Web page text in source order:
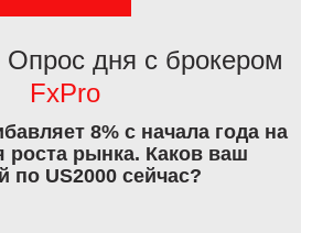
Опрос дня с брокером
FxPro
8% с начала года на
роста рынка. Каков ваш
по US2000 сейчас?